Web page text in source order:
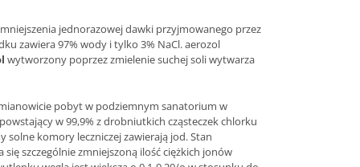
jednorazowej dawki przyjmowanego przez
zawiera 97% wody i tylko 3% NaCl. aerozol
wytworzony poprzez zmielenie suchej soli wytwarza
pobyt w podziemnym sanatorium w
w 99,9% z drobniutkich cząsteczek chlorku
komory leczniczej zawierają jod. Stan
szczególnie zmniejszoną ilość ciężkich jonów